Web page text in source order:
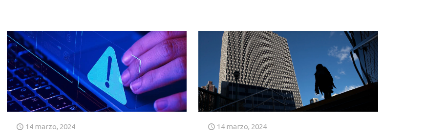
14 marzo, 2024 14 marzo, 2024